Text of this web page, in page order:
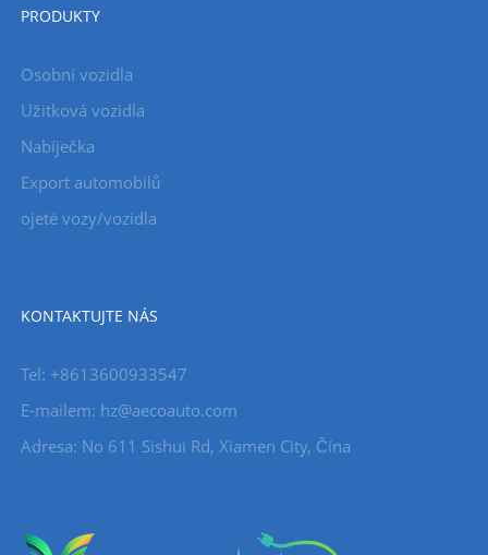
PRODUKTY
Osobní vozidla
Užitková vozidla
Nabíječka
Export automobilů
ojeté vozy/vozidla
KONTAKTUJTE NÁS
Tel: +8613600933547
E-mailem: hz@aecoauto.com
Adresa: No 611 Sishui Rd, Xiamen City, Čína